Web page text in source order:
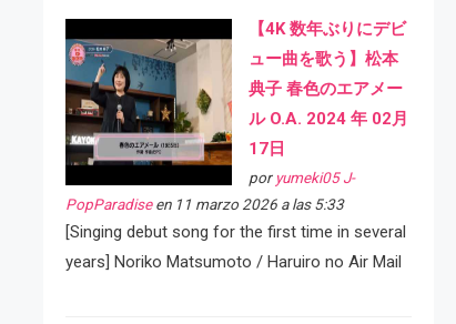
【4K 数年ぶりにデビ
ュー曲を歌う】松本
典子 春色のエアメー
ル O.A. 2024 年 02月
17日
por yumeki05 J-
PopParadiseen 11 marzo 2026 a las 5:33
[Singing debut song for the first time in several
years] Noriko Matsumoto / Haruiro no Air Mail